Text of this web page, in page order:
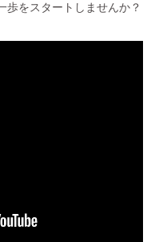
歩をスタートしませんか？